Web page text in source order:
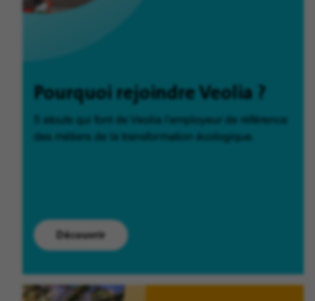
Pourquoi rejoindre Veolia ?
Découvrir